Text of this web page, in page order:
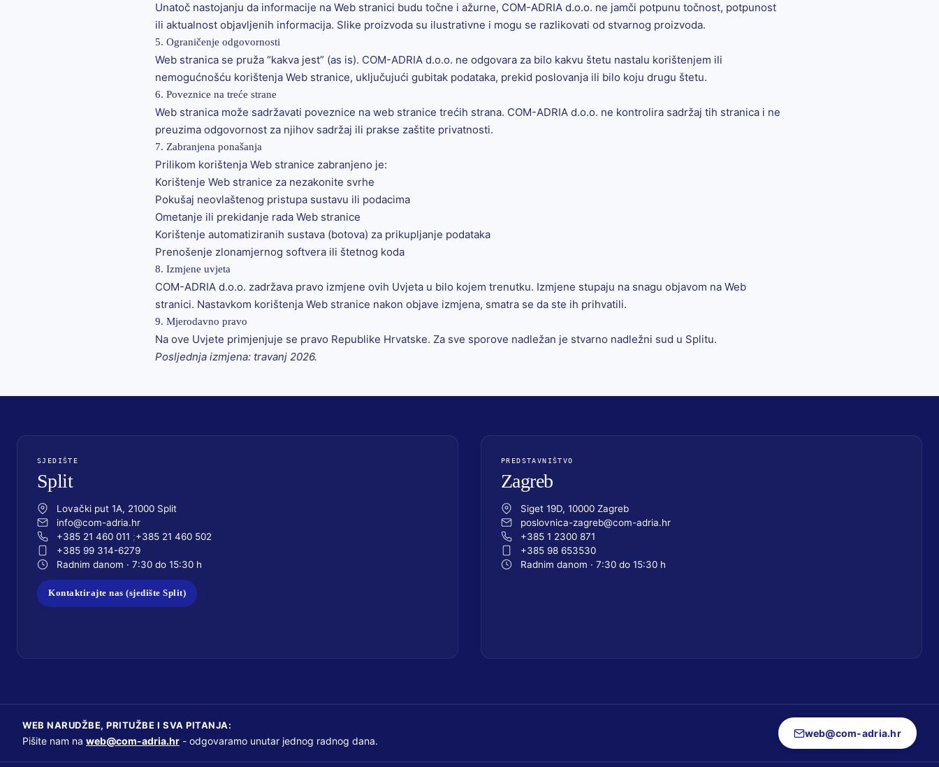
Unatoč nastojanju da informacije na Web stranici budu točne i ažurne, COM-ADRIA d.o.o. ne jamči potpunu točnost, potpunost
ili aktualnost objavljenih informacija. Slike proizvoda su ilustrativne i mogu se razlikovati od stvarnog proizvoda.
5. Ograničenje odgovornosti
Web stranica se pruža “kakva jest” (as is). COM-ADRIA d.o.o. ne odgovara za bilo kakvu štetu nastalu korištenjem ili
nemogućnošću korištenja Web stranice, uključujući gubitak podataka, prekid poslovanja ili bilo koju drugu štetu.
6. Poveznice na treće strane
Web stranica može sadržavati poveznice na web stranice trećih strana. COM-ADRIA d.o.o. ne kontrolira sadržaj tih stranica i ne
preuzima odgovornost za njihov sadržaj ili prakse zaštite privatnosti.
7. Zabranjena ponašanja
Prilikom korištenja Web stranice zabranjeno je:
Korištenje Web stranice za nezakonite svrhe
Pokušaj neovlaštenog pristupa sustavu ili podacima
Ometanje ili prekidanje rada Web stranice
Korištenje automatiziranih sustava (botova) za prikupljanje podataka
Prenošenje zlonamjernog softvera ili štetnog koda
8. Izmjene uvjeta
COM-ADRIA d.o.o. zadržava pravo izmjene ovih Uvjeta u bilo kojem trenutku. Izmjene stupaju na snagu objavom na Web
stranici. Nastavkom korištenja Web stranice nakon objave izmjena, smatra se da ste ih prihvatili.
9. Mjerodavno pravo
Na ove Uvjete primjenjuje se pravo Republike Hrvatske. Za sve sporove nadležan je stvarno nadležni sud u Splitu.
Posljednja izmjena: travanj 2026.
SJEDIŠTE
Split
Lovački put 1A, 21000 Split
info@com-adria.hr
+385 21 460 011
+385 21 460 502
+385 99 314-6279
Radnim danom · 7:30 do 15:30 h
Kontaktirajte nas (sjedište Split)
PREDSTAVNIŠTVO
Zagreb
Siget 19D, 10000 Zagreb
poslovnica-zagreb@com-adria.hr
+385 1 2300 871
+385 98 653530
Radnim danom · 7:30 do 15:30 h
WEB NARUDŽBE, PRITUŽBE I SVA PITANJA:
Pišite nam na web@com-adria.hr - odgovaramo unutar jednog radnog dana.
web@com-adria.hr